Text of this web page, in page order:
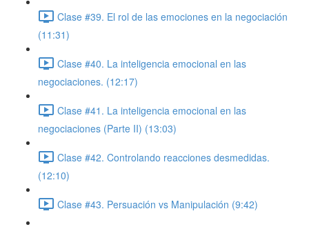
Clase #39. El rol de las emociones en la negociación
(11:31)
Clase #40. La inteligencia emocional en las
negociaciones. (12:17)
Clase #41. La inteligencia emocional en las
negociaciones (Parte II) (13:03)
Clase #42. Controlando reacciones desmedidas.
(12:10)
Clase #43. Persuación vs Manipulación (9:42)